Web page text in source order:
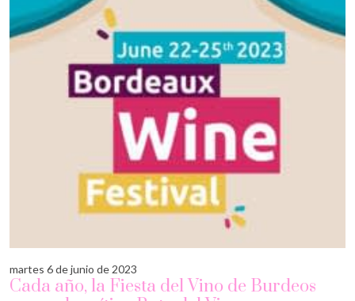
martes 6 de junio de 2023
Cada año, la Fiesta del Vino de Burdeos